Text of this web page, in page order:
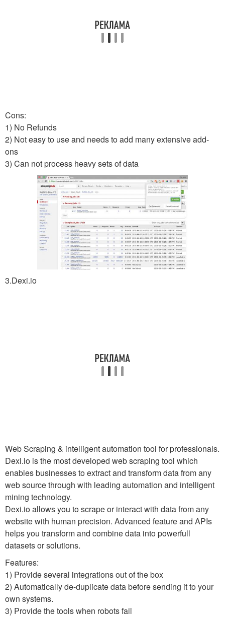
Cons:
1) No Refunds
2) Not easy to use and needs to add many extensive add-
ons
3) Can not process heavy sets of data
3.Dexi.io
Web Scraping & intelligent automation tool for professionals.
Dexi.io is the most developed web scraping tool which
enables businesses to extract and transform data from any
web source through with leading automation and intelligent
mining technology.
Dexi.io allows you to scrape or interact with data from any
website with human precision. Advanced feature and APIs
helps you transform and combine data into powerfull
datasets or solutions.
Features:
1) Provide several integrations out of the box
2) Automatically de-duplicate data before sending it to your
own systems.
3) Provide the tools when robots fail